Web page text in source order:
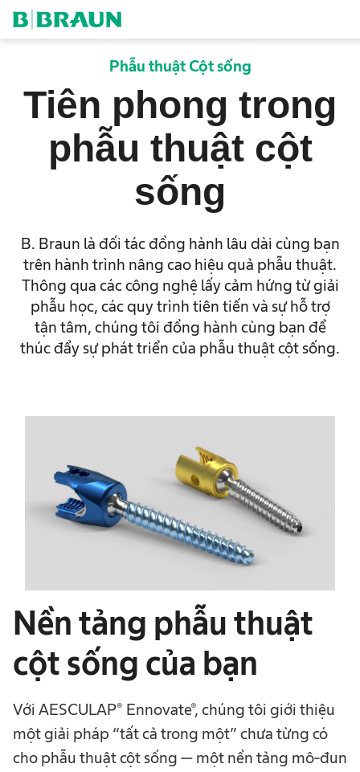
Phẫu thuật Cột sống
Tiên phong trong
phẫu thuật cột
sống
B. Braun là đối tác đồng hành lâu dài cùng bạn
trên hành trình nâng cao hiệu quả phẫu thuật.
Thông qua các công nghệ lấy cảm hứng từ giải
phẫu học, các quy trình tiên tiến và sự hỗ trợ
tận tâm, chúng tôi đồng hành cùng bạn để
thúc đẩy sự phát triển của phẫu thuật cột sống.
Nền tảng phẫu thuật
cột sống của bạn
Với AESCULAP® Ennovate®, chúng tôi giới thiệu
một giải pháp “tất cả trong một” chưa từng có
cho phẫu thuật cột sống — một nền tảng mô-đun